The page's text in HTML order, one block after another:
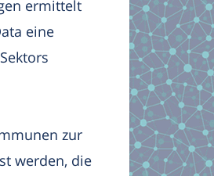
ermittelt
eine
zur
werden, die